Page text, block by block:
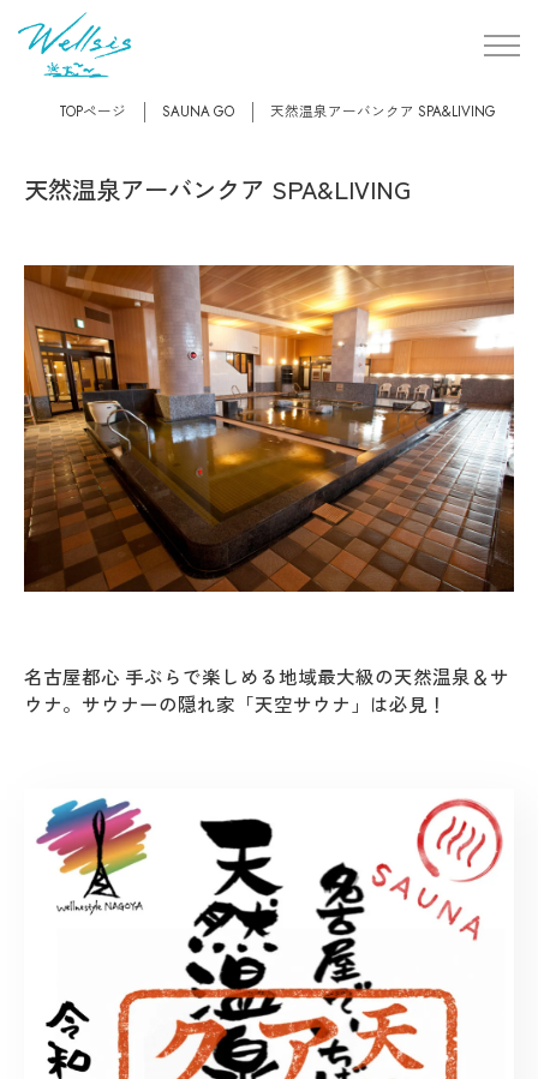
TOPページ SAUNA GO 天然温泉アーバンクア SPA&LIVING
天然温泉アーバンクア SPA&LIVING
名古屋都心 手ぶらで楽しめる地域最大級の天然温泉＆サ
ウナ。サウナーの隠れ家「天空サウナ」は必見！